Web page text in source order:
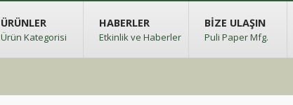
ÜRÜNLER
Ürün Kategorisi
HABERLER
Etkinlik ve Haberler
BIZE ULAŞIN
Puli Paper Mfg.